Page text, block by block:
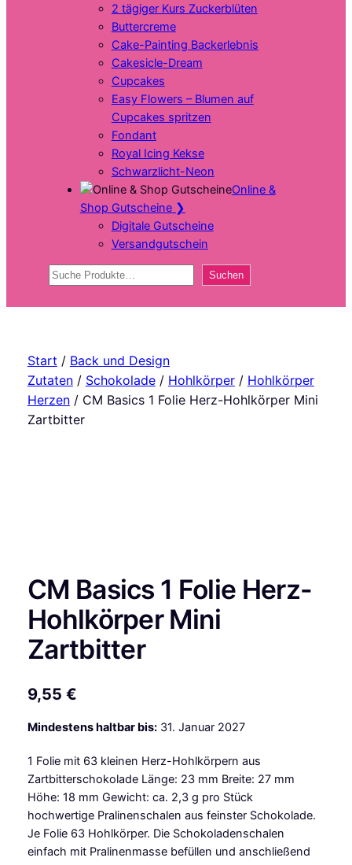
2 tägiger Kurs Zuckerblüten
Buttercreme
Cake-Painting Backerlebnis
Cakesicle-Dream
Cupcakes
Easy Flowers – Blumen auf
Cupcakes spritzen
Fondant
Royal Icing Kekse
Schwarzlicht-Neon
Online &
Shop Gutscheine ❯
Digitale Gutscheine
Versandgutschein
Suchen Suchen
Start / Back und Design
Zutaten/ Schokolade/ Hohlkörper/ Hohlkörper
Herzen/ CM Basics 1 Folie Herz-Hohlkörper Mini
Zartbitter
CM Basics 1 Folie Herz-
Hohlkörper Mini
Zartbitter
9,55 €
Mindestens haltbar bis:31. Januar 2027
1 Folie mit 63 kleinen Herz-Hohlkörpern aus
Zartbitterschokolade Länge: 23 mm Breite: 27 mm
Höhe: 18 mm Gewicht: ca. 2,3 g pro Stück
hochwertige Pralinenschalen aus feinster Schokolade.
Je Folie 63 Hohlkörper. Die Schokoladenschalen
einfach mit Pralinenmasse befüllen und anschließend